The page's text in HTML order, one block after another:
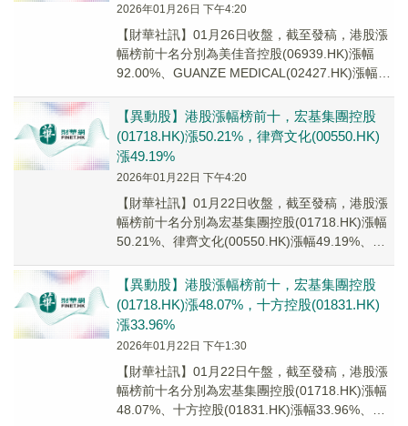
2026年01月26日 下午4:20
【財華社訊】01月26日收盤，截至發稿，港股漲
幅榜前十名分別為美佳音控股(06939.HK)漲幅
92.00%、GUANZE MEDICAL(02427.HK)漲幅
【異動股】港股漲幅榜前十，宏基集團控股
(01718.HK)漲50.21%，律齊文化(00550.HK)
漲49.19%
2026年01月22日 下午4:20
【財華社訊】01月22日收盤，截至發稿，港股漲
幅榜前十名分別為宏基集團控股(01718.HK)漲幅
50.21%、律齊文化(00550.HK)漲幅49.19%、中
【異動股】港股漲幅榜前十，宏基集團控股
(01718.HK)漲48.07%，十方控股(01831.HK)
漲33.96%
2026年01月22日 下午1:30
【財華社訊】01月22日午盤，截至發稿，港股漲
幅榜前十名分別為宏基集團控股(01718.HK)漲幅
48.07%、十方控股(01831.HK)漲幅33.96%、宏